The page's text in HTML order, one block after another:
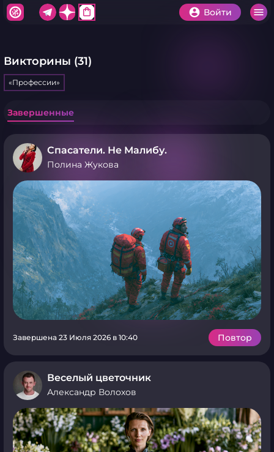
shopping_bag Войти
Викторины (31)
«Профессии»
Завершенные
Спасатели. Не Малибу.
Полина Жукова
Завершена 23 Июля 2026 в 10:40 Повтор
Веселый цветочник
Александр Волохов